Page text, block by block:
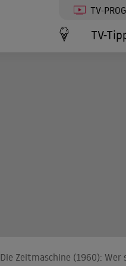
TV-
TV-
Die Zeitmaschine (1960):